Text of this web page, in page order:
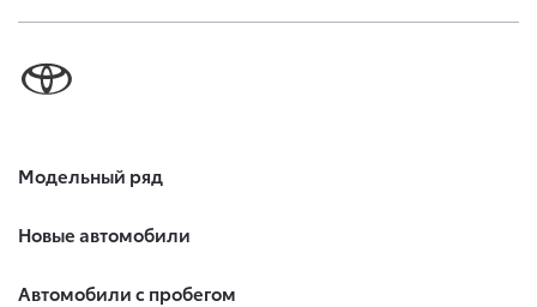
Модельный ряд
Новые автомобили
Автомобили с пробегом